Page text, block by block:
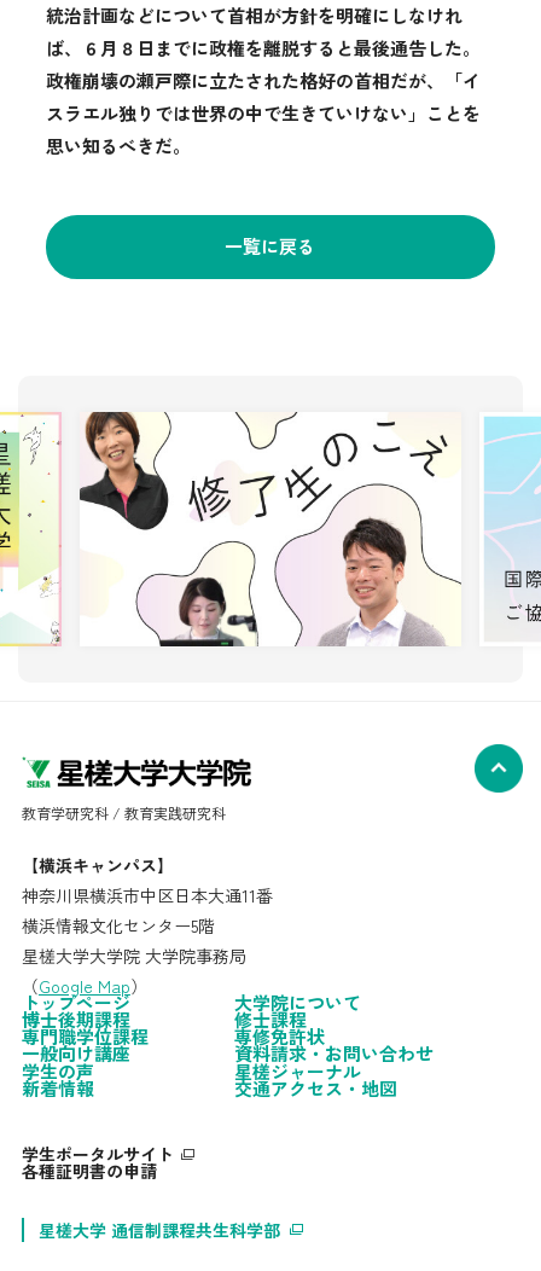
統治計画などについて首相が方針を明確にしなけれ
ば、６月８日までに政権を離脱すると最後通告した。
政権崩壊の瀬戸際に立たされた格好の首相だが、「イ
スラエル独りでは世界の中で生きていけない」ことを
思い知るべきだ。
一覧に戻る
教育学研究科 / 教育実践研究科
【横浜キャンパス】
神奈川県横浜市中区日本大通11番
横浜情報文化センター5階
星槎大学大学院 大学院事務局
（Google Map）
トップページ 大学院について
博士後期課程 修士課程
専門職学位課程 専修免許状
一般向け講座 資料請求・お問い合わせ
学生の声 星槎ジャーナル
新着情報 交通アクセス・地図
学生ポータルサイト
各種証明書の申請
星槎大学 通信制課程共生科学部